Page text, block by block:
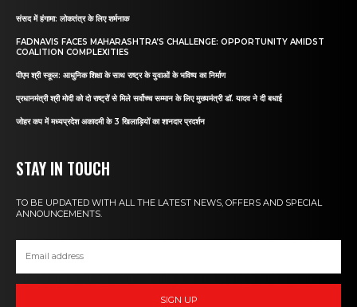
संसद में हंगामा: लोकतंत्र के लिए शर्मनाक
FADNAVIS FACES MAHARASHTRA’S CHALLENGE: OPPORTUNITY AMIDST
COALITION COMPLEXITIES
पीएम श्री स्कूल: आधुनिक शिक्षा के साथ राष्ट्र के युवाओं के भविष्य का निर्माण
प्रधानमंत्री श्री मोदी को दो राष्ट्रों से मिले सर्वोच्च सम्मान के लिए मुख्यमंत्री डॉ. यादव ने दी बधाई
जोहर कप में मध्यप्रदेश अकादमी के 3 खिलाड़ियों का शानदार प्रदर्शन
STAY IN TOUCH
TO BE UPDATED WITH ALL THE LATEST NEWS, OFFERS AND SPECIAL
ANNOUNCEMENTS.
SIGN UP